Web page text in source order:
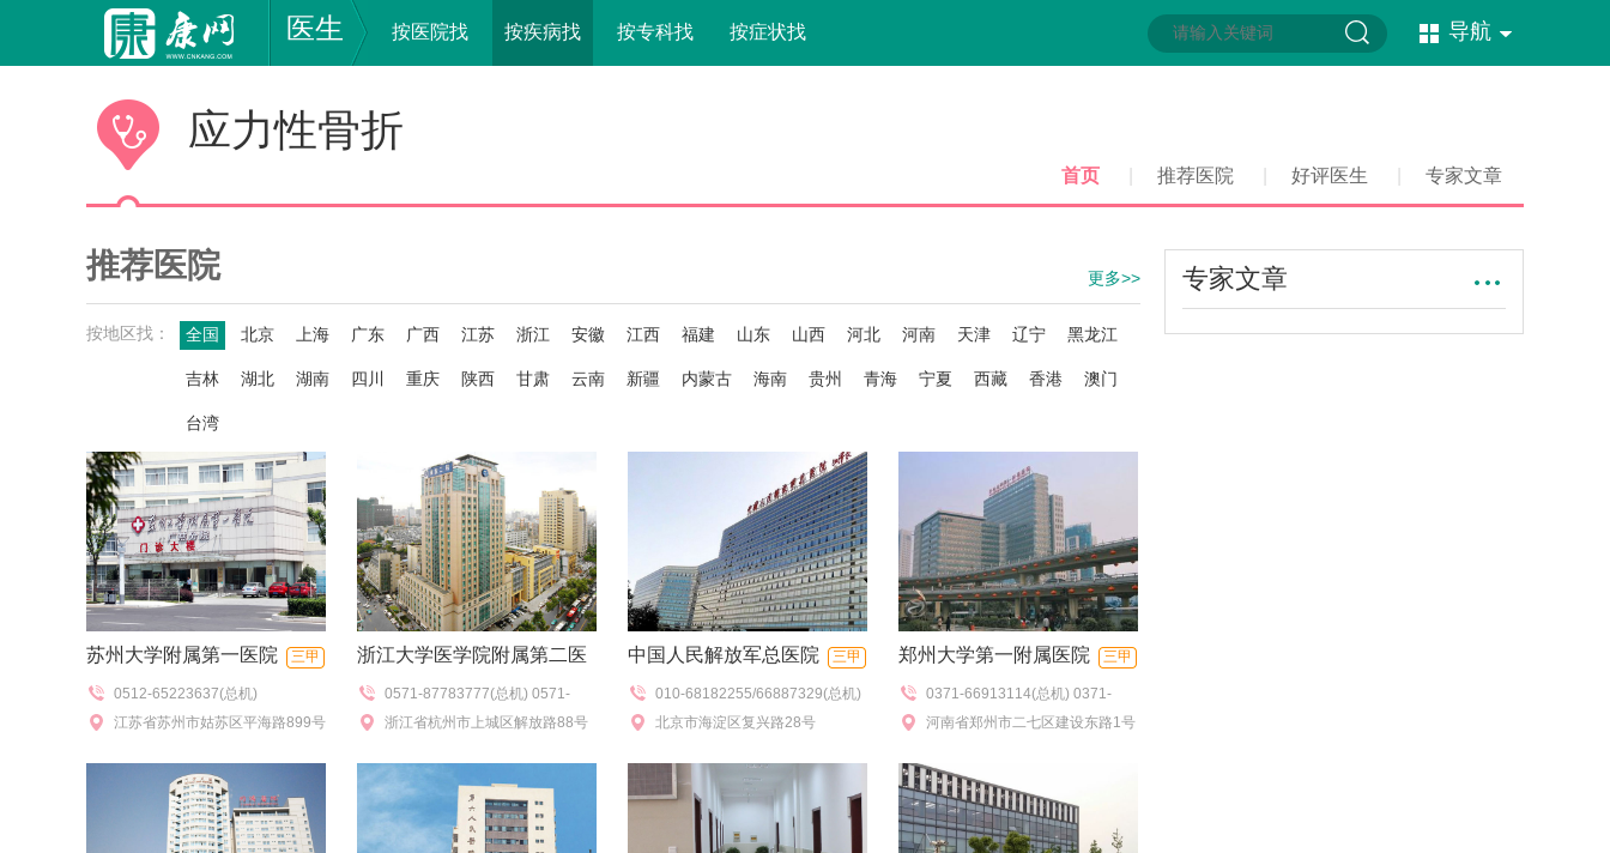
医生 按医院找 按疾病找 按专科找 按症状找 导航
应力性骨折
首页 推荐医院 好评医生 专家文章
推荐医院 更多>>
按地区找： 全国 北京 上海 广东 广西 江苏 浙江 安徽 江西 福建 山东 山西 河北 河南 天津 辽宁 黑龙江
吉林 湖北 湖南 四川 重庆 陕西 甘肃 云南 新疆 内蒙古 海南 贵州 青海 宁夏 西藏 香港 澳门
台湾
苏州大学附属第一医院 三甲
0512-65223637(总机)
65223637转8299(急
询),65223637转8199(急救)
江苏省苏州市姑苏区平海路899号
浙江大学医学院附属第二医
院 0571-87783777(总机) 0571-
87077272(查号),0571-
浙江省杭州市上城区解放路88号
中国人民解放军总医院 三甲
010-68182255/66887329(总机)
010-66939344(语音门诊查询)
北京市海淀区复兴路28号
郑州大学第一附属医院 三甲
0371-66913114(总机) 0371-
66913177(挂号室),0371-
河南省郑州市二七区建设东路1号
专家文章